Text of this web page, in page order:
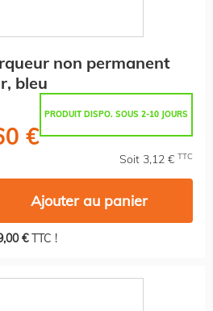
non permanent
bleu
PRODUIT DISPO. SOUS 2-10 JOURS
€
Soit 3,12 € TTC
Ajouter au panier
€TTC !